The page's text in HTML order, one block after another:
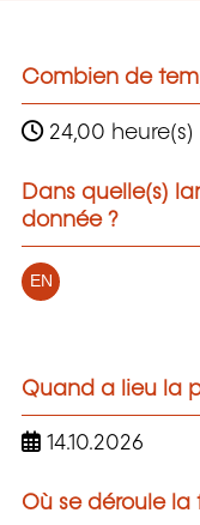
Combien de
24,00 heure(s)
Dans quelle(s)
donnée ?
EN
Quand a lieu la
14.10.2026
Où se déroule la